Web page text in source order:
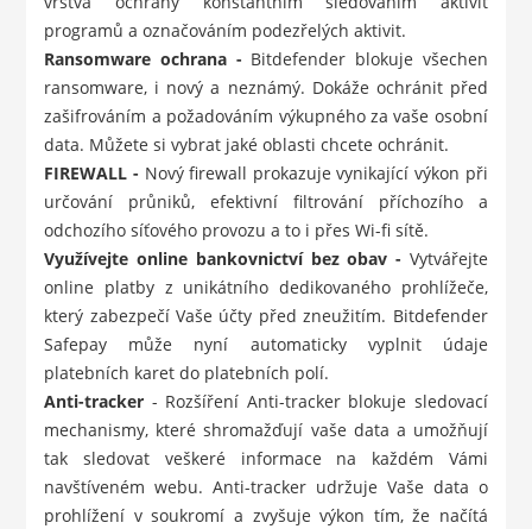
programů a označováním podezřelých aktivit.
Ransomware ochrana - Bitdefender blokuje všechen
ransomware, i nový a neznámý. Dokáže ochránit před
zašifrováním a požadováním výkupného za vaše osobní
data. Můžete si vybrat jaké oblasti chcete ochránit.
FIREWALL - Nový firewall prokazuje vynikající výkon při
určování průniků, efektivní filtrování příchozího a
odchozího síťového provozu a to i přes Wi-fi sítě.
Využívejte online bankovnictví bez obav - Vytvářejte
online platby z unikátního dedikovaného prohlížeče,
který zabezpečí Vaše účty před zneužitím. Bitdefender
Safepay může nyní automaticky vyplnit údaje
platebních karet do platebních polí.
Anti-tracker - Rozšíření Anti-tracker blokuje sledovací
mechanismy, které shromažďují vaše data a umožňují
tak sledovat veškeré informace na každém Vámi
navštíveném webu. Anti-tracker udržuje Vaše data o
prohlížení v soukromí a zvyšuje výkon tím, že načítá